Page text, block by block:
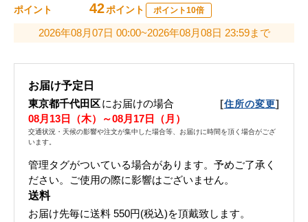
ポイント 42ポイント ポイント10倍
2026年08月07日 00:00~2026年08月08日 23:59まで
お届け予定日
東京都千代田区にお届けの場合 [住所の変更]
08月13日（木）～08月17日（月）
交通状況・天候の影響や注文が集中した場合等、お届けに時間を頂く場合がござ
います。
管理タグがついている場合があります。予めご了承く
ださい。ご使用の際に影響はございません。
送料
お届け先毎に送料 550円(税込)を頂戴致します。